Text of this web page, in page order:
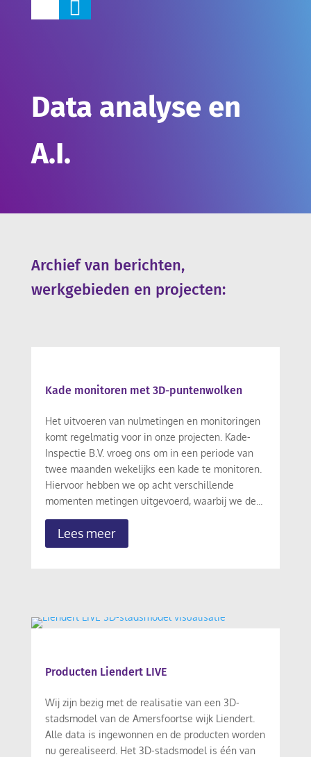

Data analyse en
A.I.
Archief van berichten,
werkgebieden en projecten:
Kade monitoren met 3D-puntenwolken
Het uitvoeren van nulmetingen en monitoringen
komt regelmatig voor in onze projecten. Kade-
Inspectie B.V. vroeg ons om in een periode van
twee maanden wekelijks een kade te monitoren.
Hiervoor hebben we op acht verschillende
momenten metingen uitgevoerd, waarbij we de...
Lees meer
Producten Liendert LIVE
Wij zijn bezig met de realisatie van een 3D-
stadsmodel van de Amersfoortse wijk Liendert.
Alle data is ingewonnen en de producten worden
nu gerealiseerd. Het 3D-stadsmodel is één van